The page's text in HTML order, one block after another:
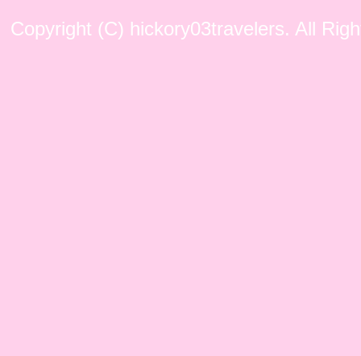
Copyright (C) hickory03travelers. All